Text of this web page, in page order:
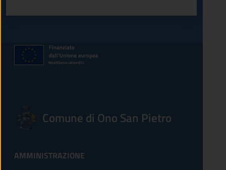
Comune di Ono San Pietro
AMMINISTRAZIONE